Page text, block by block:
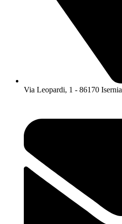
Via Leopardi, 1 - 86170 Isernia